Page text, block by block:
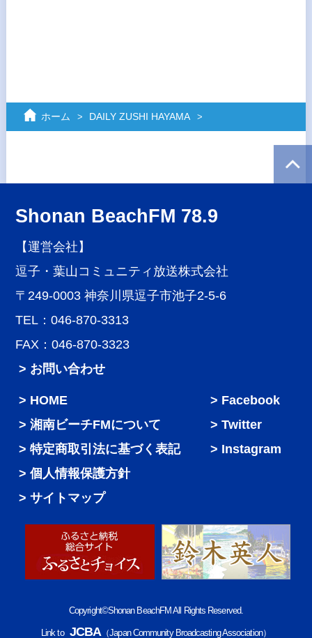
ホーム DAILY ZUSHI HAYAMA
Shonan BeachFM 78.9
【運営会社】
逗子・葉山コミュニティ放送株式会社
〒249-0003 神奈川県逗子市池子2-5-6
TEL：046-870-3313
FAX：046-870-3323
> お問い合わせ
HOME
湘南ビーチFMについて
特定商取引法に基づく表記
個人情報保護方針
サイトマップ
Facebook
Twitter
Instagram
Copyright©Shonan BeachFM All Rights Reserved.
Link to JCBA（Japan Community Broadcasting Association）